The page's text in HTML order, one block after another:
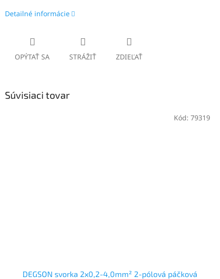
Detailné informácie
OPÝTAŤ SA STRÁŽIŤ ZDIEĽAŤ
Súvisiaci tovar
DEGSON svorka 2x0,2-4,0mm² 2-pólová páčková
Kód: 79319